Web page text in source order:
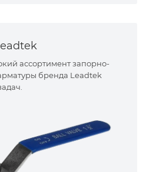
ассортимент запорно-
бренда Leadtek